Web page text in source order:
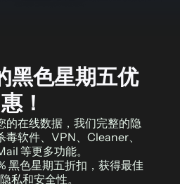
黑色星期五优
惠！
在线数据，我们完整的隐
毒软件、VPN、Cleaner、
等更多功能。
黑色星期五折扣，获得最佳
私和安全性。